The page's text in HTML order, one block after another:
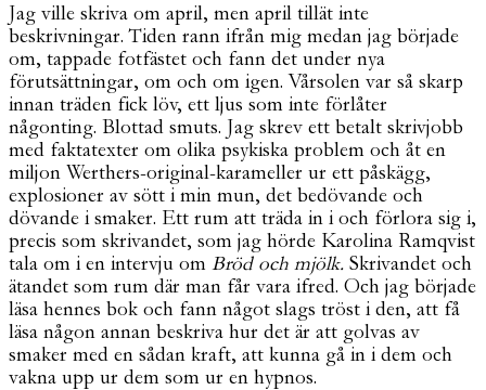
Jag ville skriva om april, men april tillät inte
beskrivningar. Tiden rann ifrån mig medan jag började
om, tappade fotfästet och fann det under nya
förutsättningar, om och om igen. Vårsolen var så skarp
innan träden fick löv, ett ljus som inte förlåter
någonting. Blottad smuts. Jag skrev ett betalt skrivjobb
med faktatexter om olika psykiska problem och åt en
miljon Werthers-original-karameller ur ett påskägg,
explosioner av sött i min mun, det bedövande och
dövande i smaker. Ett rum att träda in i och förlora sig i,
precis som skrivandet, som jag hörde Karolina Ramqvist
tala om i en intervju om Bröd och mjölk. Skrivandet och
ätandet som rum där man får vara ifred. Och jag började
läsa hennes bok och fann något slags tröst i den, att få
läsa någon annan beskriva hur det är att golvas av
smaker med en sådan kraft, att kunna gå in i dem och
vakna upp ur dem som ur en hypnos.